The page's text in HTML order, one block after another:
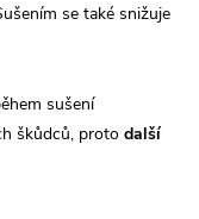
se také snižuje
sušení
škůdců, proto další